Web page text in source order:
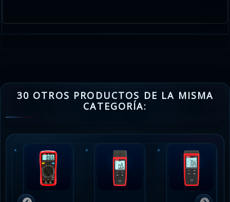
30 OTROS PRODUCTOS DE LA MISMA
CATEGORÍA: